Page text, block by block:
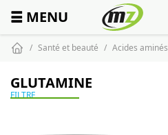
☰ MENU
Santé et beauté Acides aminés
GLUTAMINE
FILTRE